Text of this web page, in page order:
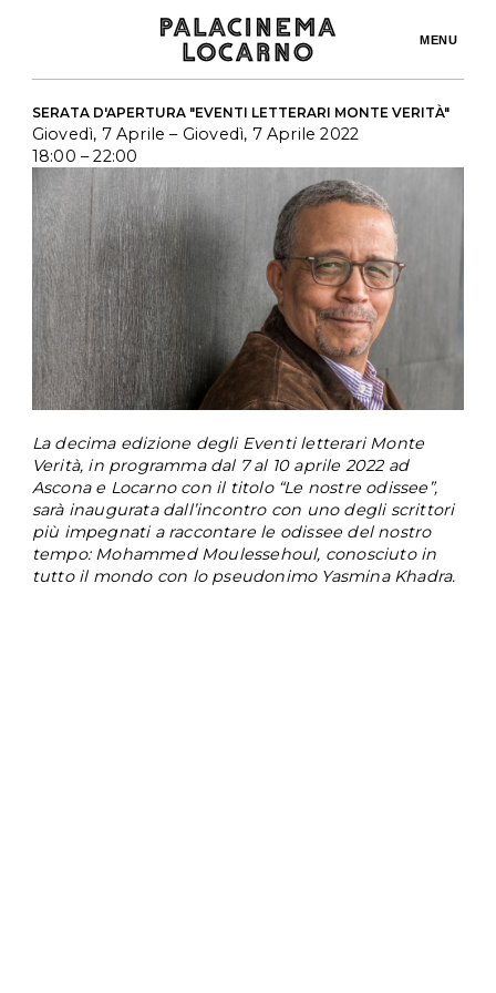
MENU
SERATA D'APERTURA "EVENTI LETTERARI MONTE VERITÀ"
Giovedì, 7 Aprile– Giovedì, 7 Aprile 2022
18:00 – 22:00
La decima edizione degli Eventi letterari Monte
Verità, in programma dal 7 al 10 aprile 2022 ad
Ascona e Locarno con il titolo “Le nostre odissee”,
sarà inaugurata dall’incontro con uno degli scrittori
più impegnati a raccontare le odissee del nostro
tempo: Mohammed Moulessehoul, conosciuto in
tutto il mondo con lo pseudonimo Yasmina Khadra.